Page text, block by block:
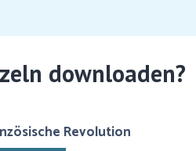
downloaden?
Revolution